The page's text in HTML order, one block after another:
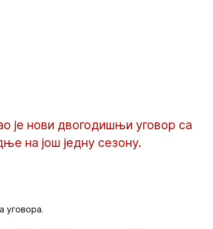
је нови двогодишњи уговор са
на још једну сезону.
уговора.